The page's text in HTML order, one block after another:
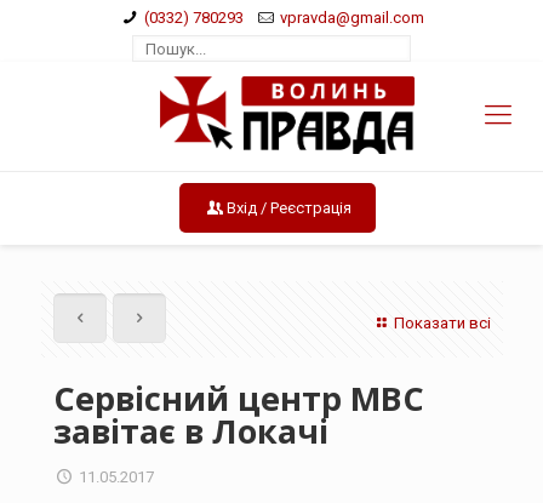
(0332) 780293 vpravda@gmail.com
Вхід / Реєстрація
Показати всі
Сервісний центр МВС
завітає в Локачі
11.05.2017